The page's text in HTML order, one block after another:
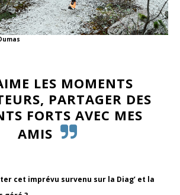
LES MOMENTS
PARTAGER DES
FORTS AVEC MES
AMIS
cet imprévu survenu sur la Diag’ et la